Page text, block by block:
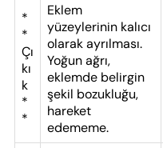
*
*
Çı
kı
k
*
*
Eklem
yüzeylerinin kalıcı
olarak ayrılması.
Yoğun ağrı,
eklemde belirgin
şekil bozukluğu,
hareket
edememe.